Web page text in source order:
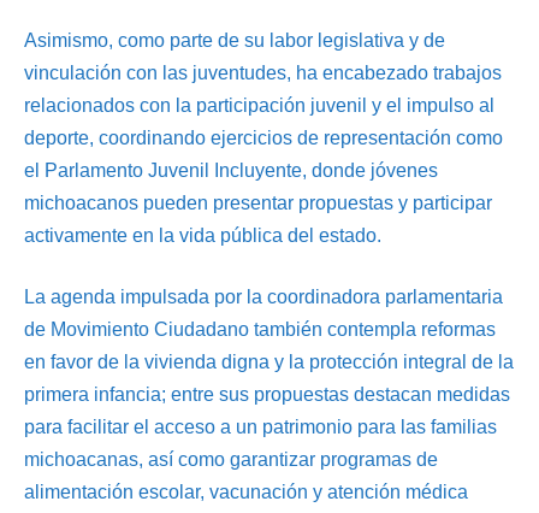
Asimismo, como parte de su labor legislativa y de
vinculación con las juventudes, ha encabezado trabajos
relacionados con la participación juvenil y el impulso al
deporte, coordinando ejercicios de representación como
el Parlamento Juvenil Incluyente, donde jóvenes
michoacanos pueden presentar propuestas y participar
activamente en la vida pública del estado.
La agenda impulsada por la coordinadora parlamentaria
de Movimiento Ciudadano también contempla reformas
en favor de la vivienda digna y la protección integral de la
primera infancia; entre sus propuestas destacan medidas
para facilitar el acceso a un patrimonio para las familias
michoacanas, así como garantizar programas de
alimentación escolar, vacunación y atención médica